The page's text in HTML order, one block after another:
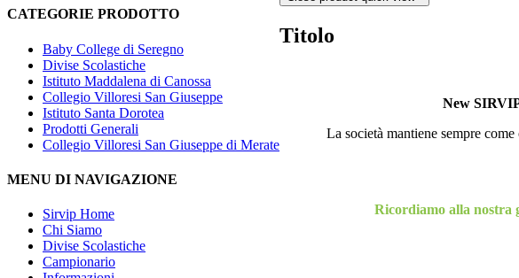
CATEGORIE PRODOTTO
Baby College di Seregno
Divise Scolastiche
Istituto Maddalena di Canossa
Collegio Villoresi San Giuseppe
Istituto Santa Dorotea
Prodotti Generali
Collegio Villoresi San Giuseppe di Merate
MENU DI NAVIGAZIONE
Sirvip Home
Chi Siamo
Divise Scolastiche
Campionario
Titolo
New
La società mantiene sempre
Ricordiamo alla nostra